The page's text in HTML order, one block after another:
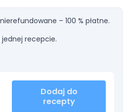
– 100 % płatne.
recepcie.
Dodaj do
recepty